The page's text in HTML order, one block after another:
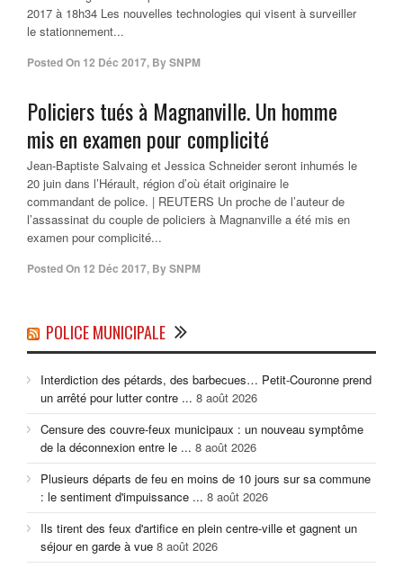
2017 à 18h34 Les nouvelles technologies qui visent à surveiller
le stationnement...
Posted On 12 Déc 2017, BySNPM
Policiers tués à Magnanville. Un homme
mis en examen pour complicité
Jean-Baptiste Salvaing et Jessica Schneider seront inhumés le
20 juin dans l’Hérault, région d’où était originaire le
commandant de police. | REUTERS Un proche de l’auteur de
l’assassinat du couple de policiers à Magnanville a été mis en
examen pour complicité...
Posted On 12 Déc 2017, BySNPM
POLICE MUNICIPALE
Interdiction des pétards, des barbecues… Petit-Couronne prend
un arrêté pour lutter contre ... 8 août 2026
Censure des couvre-feux municipaux : un nouveau symptôme
de la déconnexion entre le ... 8 août 2026
Plusieurs départs de feu en moins de 10 jours sur sa commune
: le sentiment d'impuissance ... 8 août 2026
Ils tirent des feux d'artifice en plein centre-ville et gagnent un
séjour en garde à vue 8 août 2026